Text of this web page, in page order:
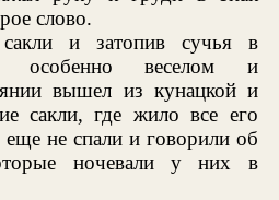
слово.
и затопив сучья в
веселом и
вышел из кунацкой и
сакли, где жило все его
не спали и говорили об
ночевали у них в